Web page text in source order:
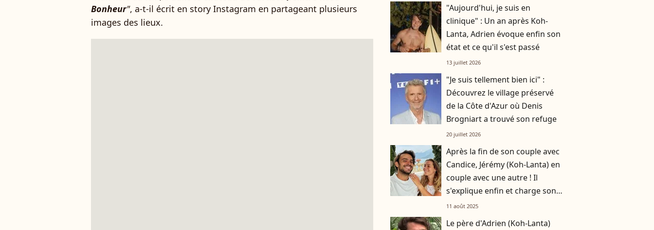
Bonheur", a-t-il écrit en story Instagram en partageant plusieurs
images des lieux.
"Aujourd'hui, je suis en
clinique" : Un an après Koh-
Lanta, Adrien évoque enfin son
état et ce qu'il s'est passé
13 juillet 2026
"Je suis tellement bien ici" :
Découvrez le village préservé
de la Côte d'Azur où Denis
Brogniart a trouvé son refuge
20 juillet 2026
Après la fin de son couple avec
Candice, Jérémy (Koh-Lanta) en
couple avec une autre ! Il
s'explique enfin et charge son
ex
11 août 2025
Le père d'Adrien (Koh-Lanta)